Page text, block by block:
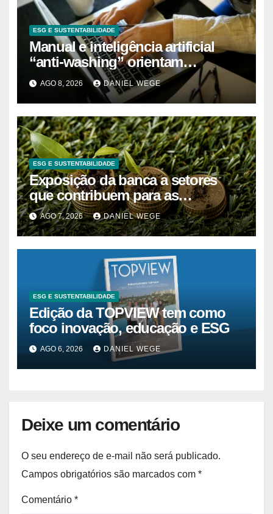
ESG E SUSTENTABILIDADE
Manual e inteligência artificial
“anti-washing” orientam
empresas
AGO 8, 2026 DANIEL WEGE
ESG E SUSTENTABILIDADE
Exposição da banca a setores
que contribuem para as
alterações climáticas mantém-se
nos 62%
AGO 7, 2026 DANIEL WEGE
ESG E SUSTENTABILIDADE
Edição da TOPVIEW tem como
foco inovação, educação e ESG
AGO 6, 2026 DANIEL WEGE
Deixe um comentário
O seu endereço de e-mail não será publicado.
Campos obrigatórios são marcados com *
Comentário *